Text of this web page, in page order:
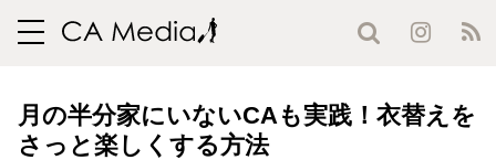
toggle
月の半分家にいないCAも実践！衣替えを
さっと楽しくする方法